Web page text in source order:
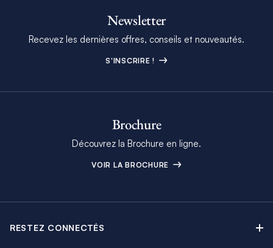
Newsletter
Recevez les dernières offres, conseils et nouveautés.
S'INSCRIRE !
Brochure
Découvrez la Brochure en ligne.
VOIR LA BROCHURE
RESTEZ CONNECTÉS